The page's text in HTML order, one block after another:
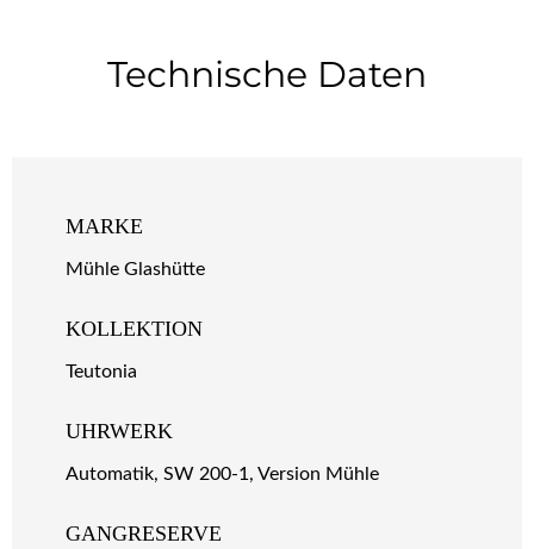
Technische Daten
MARKE
Mühle Glashütte
KOLLEKTION
Teutonia
UHRWERK
Automatik, SW 200-1, Version Mühle
GANGRESERVE